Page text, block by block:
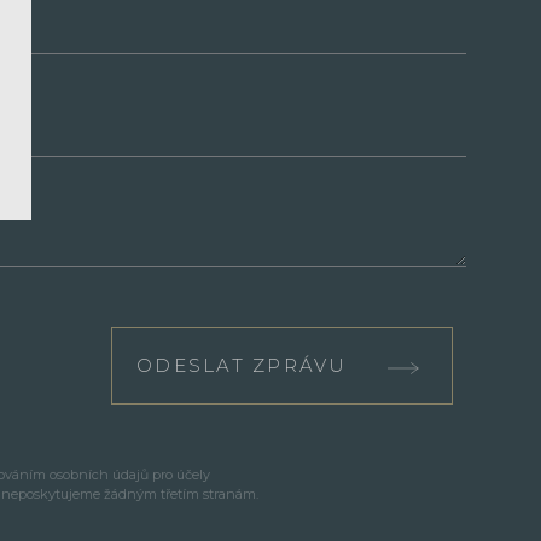
ODESLAT ZPRÁVU
osobních údajů pro účely
žádným třetím stranám.